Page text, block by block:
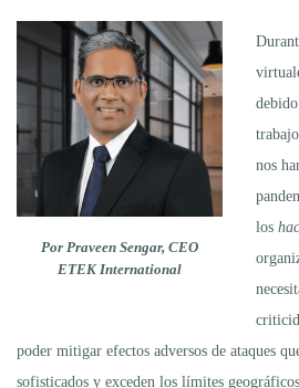
Por Praveen Sengar, CEO
ETEK International
nos
los
poder mitigar efectos adversos de ataques
sofisticados y exceden los límites